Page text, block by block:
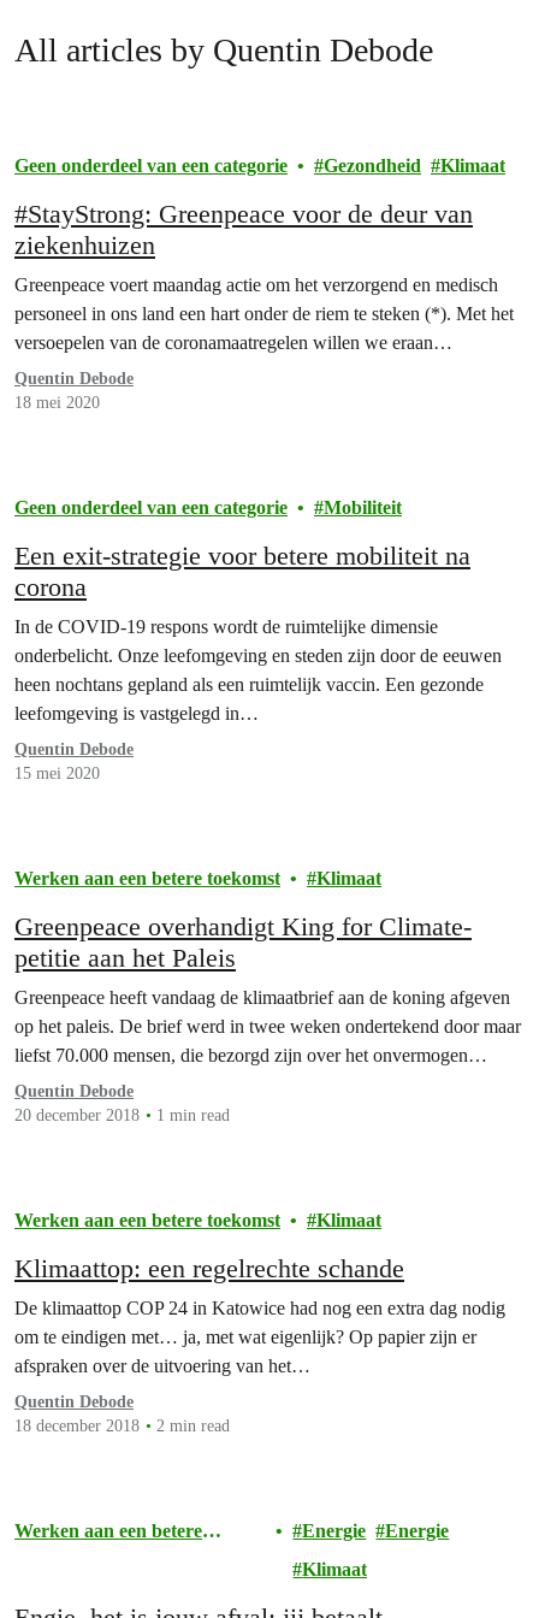
All articles by Quentin Debode
Geen onderdeel van een categorie Gezondheid Klimaat
#StayStrong: Greenpeace voor de deur van
ziekenhuizen
Greenpeace voert maandag actie om het verzorgend en medisch
personeel in ons land een hart onder de riem te steken (*). Met het
versoepelen van de coronamaatregelen willen we eraan…
Quentin Debode
18 mei 2020
Geen onderdeel van een categorie Mobiliteit
Een exit-strategie voor betere mobiliteit na
corona
In de COVID-19 respons wordt de ruimtelijke dimensie
onderbelicht. Onze leefomgeving en steden zijn door de eeuwen
heen nochtans gepland als een ruimtelijk vaccin. Een gezonde
leefomgeving is vastgelegd in…
Quentin Debode
15 mei 2020
Werken aan een betere toekomst Klimaat
Greenpeace overhandigt King for Climate-
petitie aan het Paleis
Greenpeace heeft vandaag de klimaatbrief aan de koning afgeven
op het paleis. De brief werd in twee weken ondertekend door maar
liefst 70.000 mensen, die bezorgd zijn over het onvermogen…
Quentin Debode
20 december 2018
1 min read
Werken aan een betere toekomst Klimaat
Klimaattop: een regelrechte schande
De klimaattop COP 24 in Katowice had nog een extra dag nodig
om te eindigen met… ja, met wat eigenlijk? Op papier zijn er
afspraken over de uitvoering van het…
Quentin Debode
18 december 2018
2 min read
Werken aan een betere
Energie
Energie
Klimaat